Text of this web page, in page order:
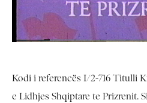
Kodi i referencës I/2-716 Titulli
e Lidhjes Shqiptare te Prizrenit.